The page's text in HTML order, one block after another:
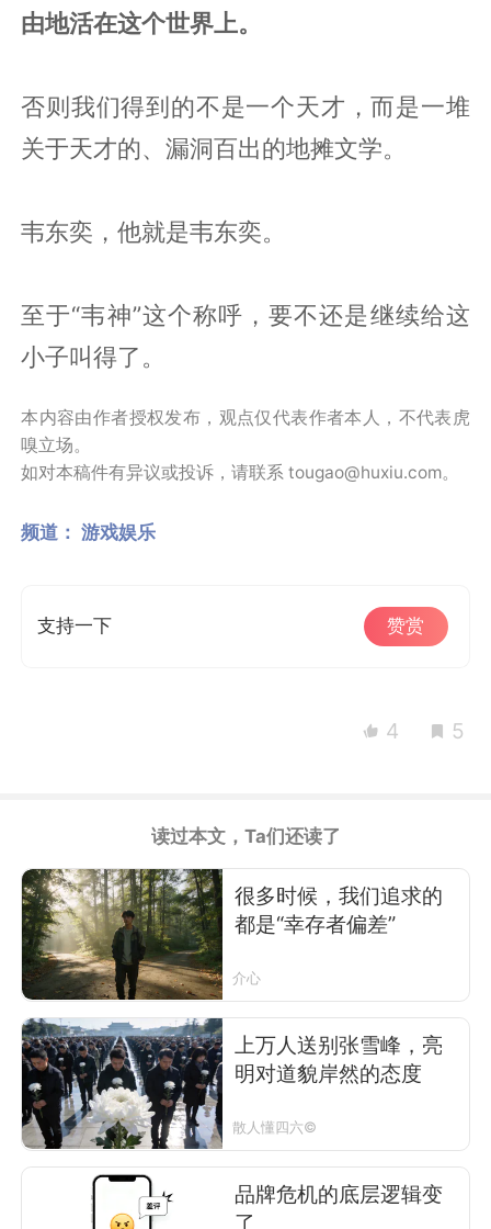
由地活在这个世界上。
否则我们得到的不是一个天才，而是一堆
关于天才的、漏洞百出的地摊文学。
韦东奕，他就是韦东奕。
至于“韦神”这个称呼，要不还是继续给这
小子叫得了。
本内容由作者授权发布，观点仅代表作者本人，不代表虎
嗅立场。
如对本稿件有异议或投诉，请联系 tougao@huxiu.com。
频道： 游戏娱乐
支持一下 赞赏
4 5
读过本文，Ta们还读了
很多时候，我们追求的
都是“幸存者偏差”
介心
上万人送别张雪峰，亮
明对道貌岸然的态度
散人懂四六©
品牌危机的底层逻辑变
了